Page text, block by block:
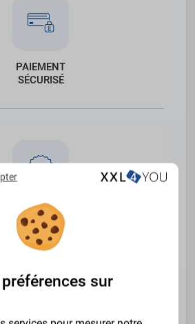
PAIEMENT
SÉCURISÉ
SATISFAIT OU
REMBOURSÉ
sur